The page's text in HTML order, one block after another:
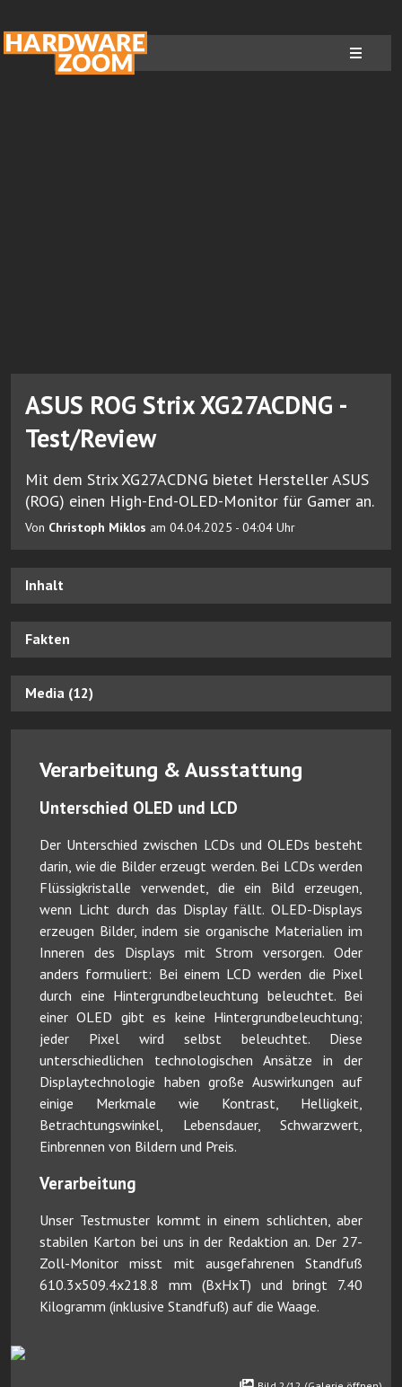
ASUS ROG Strix XG27ACDNG -
Test/Review
Mit dem Strix XG27ACDNG bietet Hersteller ASUS
(ROG) einen High-End-OLED-Monitor für Gamer an.
Von Christoph Miklos am 04.04.2025 - 04:04 Uhr
Inhalt
Fakten
Media (12)
Verarbeitung & Ausstattung
Unterschied OLED und LCD
Der Unterschied zwischen LCDs und OLEDs besteht
darin, wie die Bilder erzeugt werden. Bei LCDs werden
Flüssigkristalle verwendet, die ein Bild erzeugen,
wenn Licht durch das Display fällt. OLED-Displays
erzeugen Bilder, indem sie organische Materialien im
Inneren des Displays mit Strom versorgen. Oder
anders formuliert: Bei einem LCD werden die Pixel
durch eine Hintergrundbeleuchtung beleuchtet. Bei
einer OLED gibt es keine Hintergrundbeleuchtung;
jeder Pixel wird selbst beleuchtet. Diese
unterschiedlichen technologischen Ansätze in der
Displaytechnologie haben große Auswirkungen auf
einige Merkmale wie Kontrast, Helligkeit,
Betrachtungswinkel, Lebensdauer, Schwarzwert,
Einbrennen von Bildern und Preis.
Verarbeitung
Unser Testmuster kommt in einem schlichten, aber
stabilen Karton bei uns in der Redaktion an. Der 27-
Zoll-Monitor misst mit ausgefahrenen Standfuß
610.3x509.4x218.8 mm (BxHxT) und bringt 7.40
Kilogramm (inklusive Standfuß) auf die Waage.